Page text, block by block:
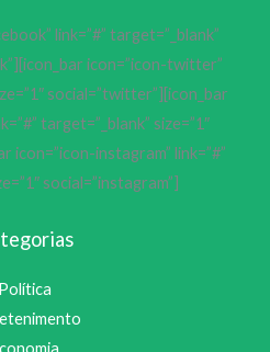
link=”#” target=”_blank”
icon=”icon-twitter”
social=”twitter”][icon_bar
target=”_blank” size=”1″
icon=”icon-instagram” link=”#”
social=”instagram”]
Política